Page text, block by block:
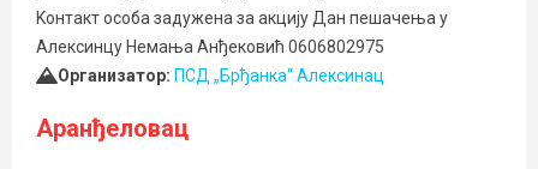
Kонтакт особа задужена за акцију Дан пешачења у
Алексинцу Немања Анђековић 0606802975
Организатор: ПСД „Брђанка“ Алексинац
Аранђеловац